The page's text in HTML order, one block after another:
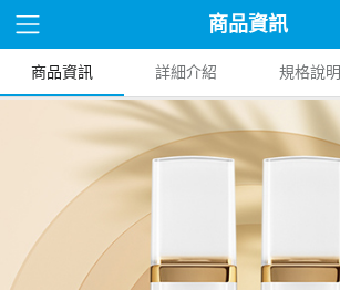
商品資訊
商品資訊 詳細介紹 規格說明